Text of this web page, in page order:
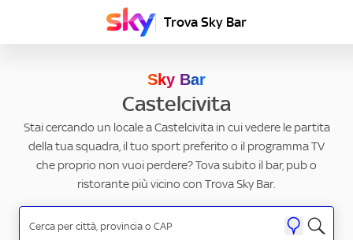
Trova Sky Bar
Sky Bar
Castelcivita
Stai cercando un locale a Castelcivita in cui vedere le partita
della tua squadra, il tuo sport preferito o il programma TV
che proprio non vuoi perdere? Tova subito il bar, pub o
ristorante più vicino con Trova Sky Bar.